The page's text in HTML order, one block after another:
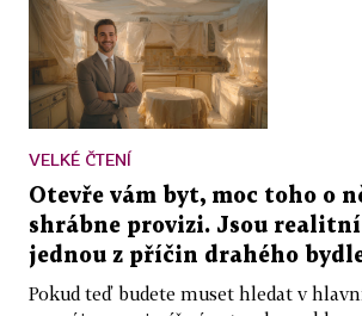
VELKÉ ČTENÍ
Otevře vám byt, moc toho o
shrábne provizi. Jsou
jednou z příčin drahého
Pokud teď budete muset hledat v